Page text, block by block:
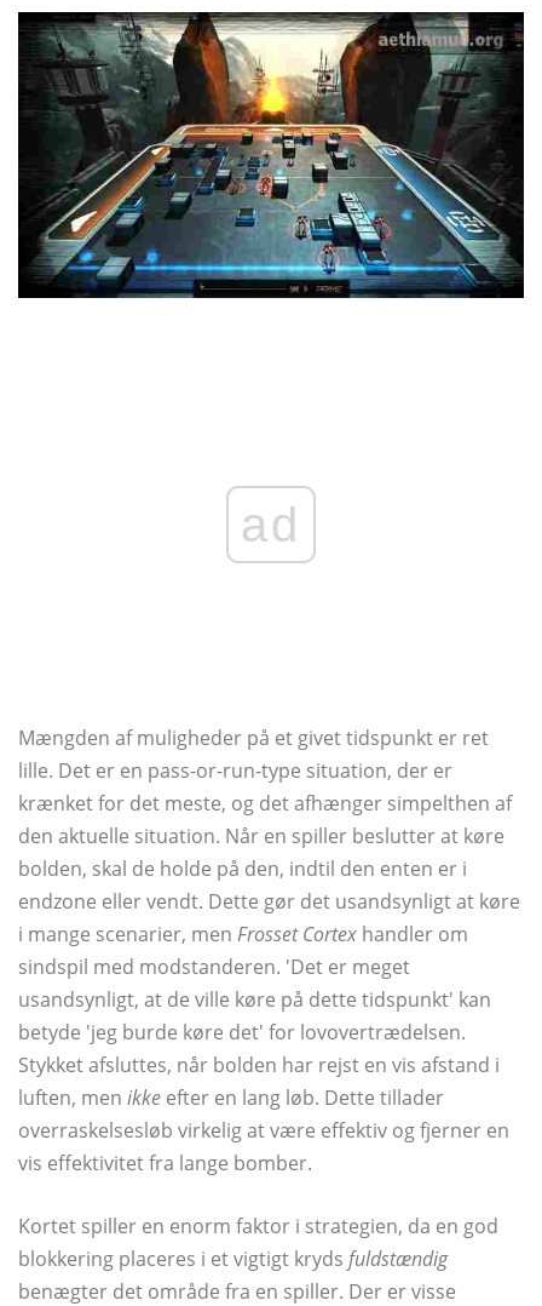
ad
Mængden af ​​muligheder på et givet tidspunkt er ret
lille. Det er en pass-or-run-type situation, der er
krænket for det meste, og det afhænger simpelthen af ​​
den aktuelle situation. Når en spiller beslutter at køre
bolden, skal de holde på den, indtil den enten er i
endzone eller vendt. Dette gør det usandsynligt at køre
i mange scenarier, men Frosset Cortex handler om
sindspil med modstanderen. 'Det er meget
usandsynligt, at de ville køre på dette tidspunkt' kan
betyde 'jeg burde køre det' for lovovertrædelsen.
Stykket afsluttes, når bolden har rejst en vis afstand i
luften, men ikke efter en lang løb. Dette tillader
overraskelsesløb virkelig at være effektiv og fjerner en
vis effektivitet fra lange bomber.
Kortet spiller en enorm faktor i strategien, da en god
blokkering placeres i et vigtigt kryds fuldstændig
benægter det område fra en spiller. Der er visse